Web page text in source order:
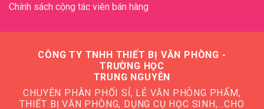
Chính sách cộng tác viên bán hàng
CÔNG TY TNHH THIẾT BỊ VĂN PHÒNG -
TRƯỜNG HỌC
TRUNG NGUYÊN
CHUYÊN PHÂN PHỐI SỈ, LẺ VĂN PHÒNG PHẨM,
THIẾT BỊ VĂN PHÒNG, DỤNG CỤ HỌC SINH,…CHO